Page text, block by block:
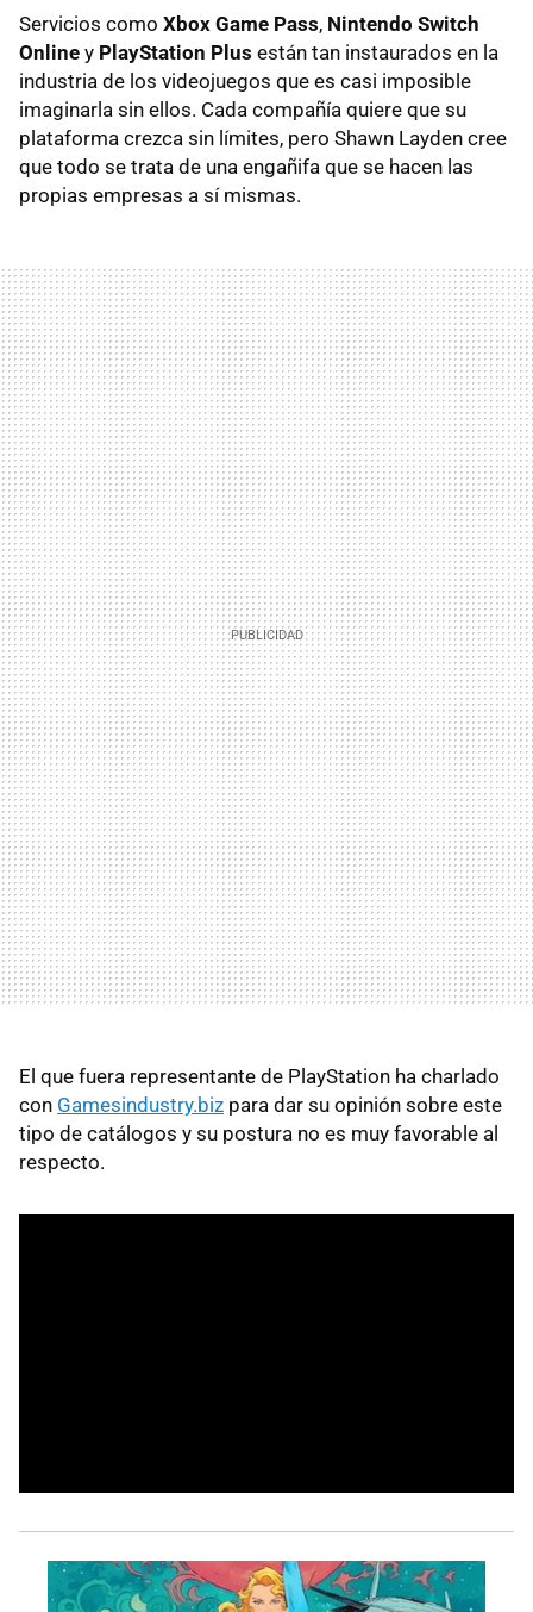
Servicios como Xbox Game Pass, Nintendo Switch
Online y PlayStation Plus están tan instaurados en la
industria de los videojuegos que es casi imposible
imaginarla sin ellos. Cada compañía quiere que su
plataforma crezca sin límites, pero Shawn Layden cree
que todo se trata de una engañifa que se hacen las
propias empresas a sí mismas.
El que fuera representante de PlayStation ha charlado
con Gamesindustry.biz para dar su opinión sobre este
tipo de catálogos y su postura no es muy favorable al
respecto.